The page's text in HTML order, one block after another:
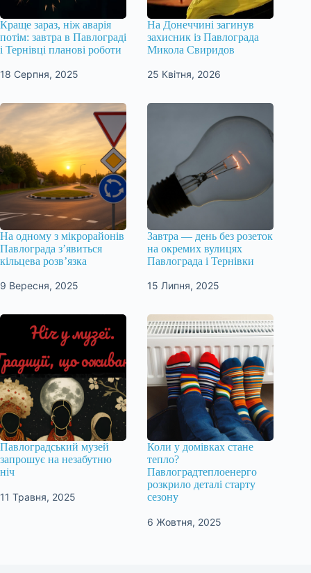
Краще зараз, ніж аварія
потім: завтра в Павлограді
і Тернівці планові роботи
18 Серпня, 2025
На Донеччині загинув
захисник із Павлограда
Микола Свиридов
25 Квітня, 2026
На одному з мікрорайонів
Павлограда з’явиться
кільцева розв’язка
9 Вересня, 2025
Завтра — день без розеток
на окремих вулицях
Павлограда і Тернівки
15 Липня, 2025
Павлоградський музей
запрошує на незабутню
ніч
11 Травня, 2025
Коли у домівках стане
тепло?
Павлоградтеплоенерго
розкрило деталі старту
сезону
6 Жовтня, 2025